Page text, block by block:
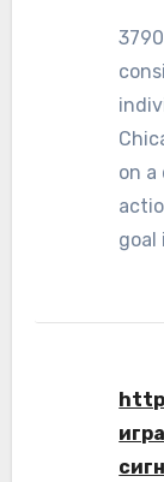
on a
goal